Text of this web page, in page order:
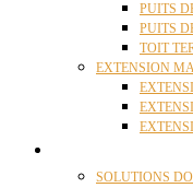
PUITS
PUITS
TOIT
EXTENSION
SOLUTIONS